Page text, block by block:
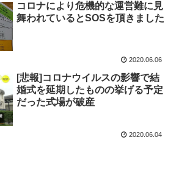
コロナにより危機的な運営難に見
舞われているとSOSを頂きました
2020.06.06
[悲報]コロナウイルスの影響で結
婚式を延期したものの挙げる予定
だった式場が破産
2020.06.04